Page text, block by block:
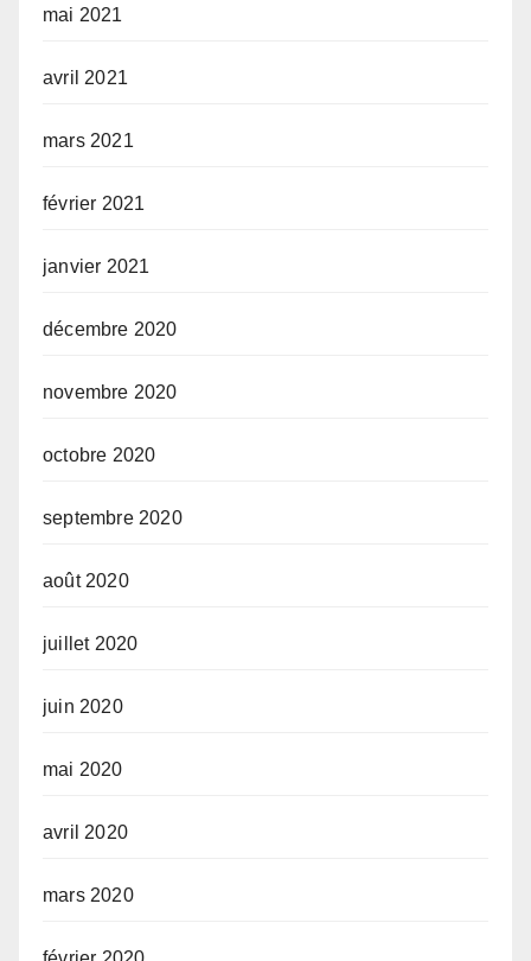
mai 2021
avril 2021
mars 2021
février 2021
janvier 2021
décembre 2020
novembre 2020
octobre 2020
septembre 2020
août 2020
juillet 2020
juin 2020
mai 2020
avril 2020
mars 2020